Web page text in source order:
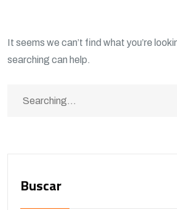
It seems we can’t find what you’re
searching can help.
Buscar